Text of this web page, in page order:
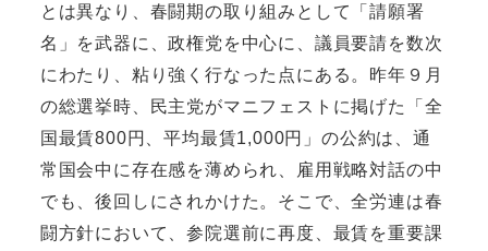
とは異なり、春闘期の取り組みとして「請願署
名」を武器に、政権党を中心に、議員要請を数次
にわたり、粘り強く行なった点にある。昨年９月
の総選挙時、民主党がマニフェストに掲げた「全
国最賃800円、平均最賃1,000円」の公約は、通
常国会中に存在感を薄められ、雇用戦略対話の中
でも、後回しにされかけた。そこで、全労連は春
闘方針において、参院選前に再度、最賃を重要課